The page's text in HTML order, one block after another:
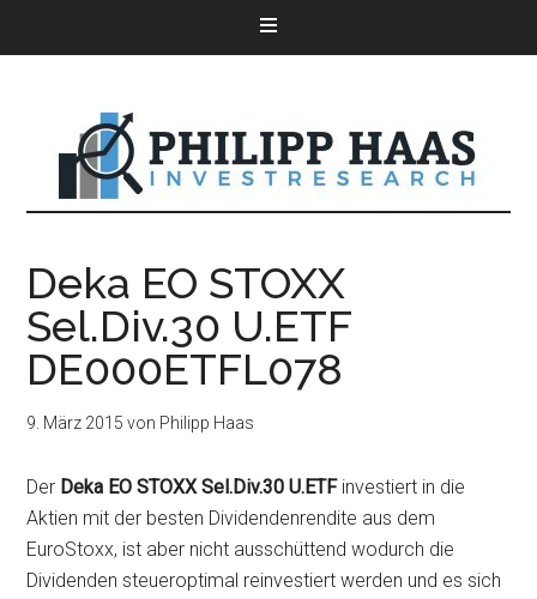
Deka EO STOXX
Sel.Div.30 U.ETF
DE000ETFL078
9. März 2015 von Philipp Haas
Der Deka EO STOXX Sel.Div.30 U.ETFinvestiert in die
Aktien mit der besten Dividendenrendite aus dem
EuroStoxx, ist aber nicht ausschüttend wodurch die
Dividenden steueroptimal reinvestiert werden und es sich